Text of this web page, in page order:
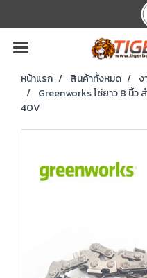
หน้าแรก สินค้าทั้งหมด ง
Greenworks โซ่ยาว 8 นิ้ว
40V